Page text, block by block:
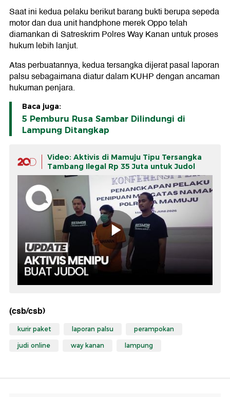
Saat ini kedua pelaku berikut barang bukti berupa sepeda
motor dan dua unit handphone merek Oppo telah
diamankan di Satreskrim Polres Way Kanan untuk proses
hukum lebih lanjut.
Atas perbuatannya, kedua tersangka dijerat pasal laporan
palsu sebagaimana diatur dalam KUHP dengan ancaman
hukuman penjara.
Baca juga:
5 Pemburu Rusa Sambar Dilindungi di
Lampung Ditangkap
Video: Aktivis di Mamuju Tipu Tersangka
Tambang Ilegal Rp 35 Juta untuk Judol
(csb/csb)
kurir paket laporan palsu perampokan
judi online way kanan lampung